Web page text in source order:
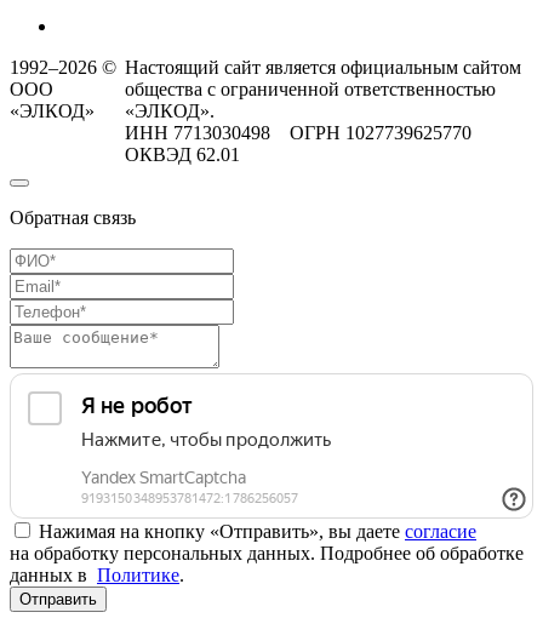
1992–2026 ©
ООО
«ЭЛКОД»
Настоящий сайт является официальным сайтом
общества с ограниченной ответственностью
«ЭЛКОД».
ИНН 7713030498 ОГРН 1027739625770
ОКВЭД 62.01
Обратная связь
Нажимая на кнопку «Отправить», вы даете согласие
на обработку персональных данных. Подробнее об обработке
данных в Политике.
Отправить